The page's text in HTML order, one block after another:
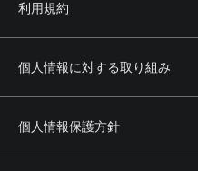
利用規約
個人情報に対する取り組み
個人情報保護方針